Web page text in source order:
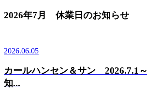
2026年7月 休業日のお知らせ
2026.06.05
カールハンセン＆サン 2026.7.1
知...